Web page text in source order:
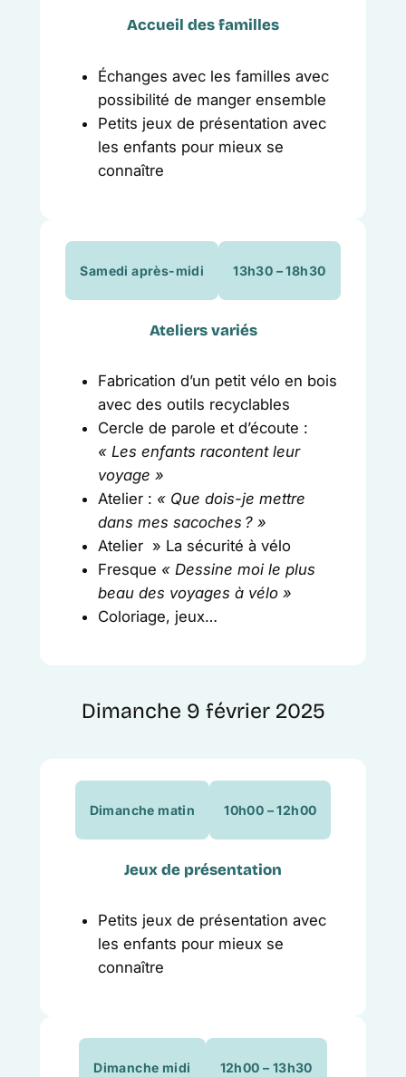
Accueil des familles
Échanges avec les familles avec
possibilité de manger ensemble
Petits jeux de présentation avec
les enfants pour mieux se
connaître
Samedi après-midi 13h30 – 18h30
Ateliers variés
Fabrication d’un petit vélo en bois
avec des outils recyclables
Cercle de parole et d’écoute :
« Les enfants racontent leur
voyage »
Atelier : « Que dois-je mettre
dans mes sacoches ? »
Atelier » La sécurité à vélo
Fresque « Dessine moi le plus
beau des voyages à vélo »
Coloriage, jeux…
Dimanche 9 février 2025
Dimanche matin 10h00 – 12h00
Jeux de présentation
Petits jeux de présentation avec
les enfants pour mieux se
connaître
Dimanche midi 12h00 – 13h30